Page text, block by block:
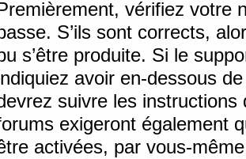
vérifiez votre
S’ils sont corrects,
s’être produite. Si le
avoir en-dessous
suivre les
exigeront également
activées, par vous-